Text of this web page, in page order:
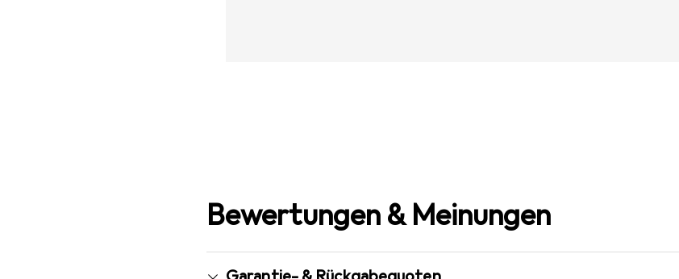
Bewertungen & Meinungen